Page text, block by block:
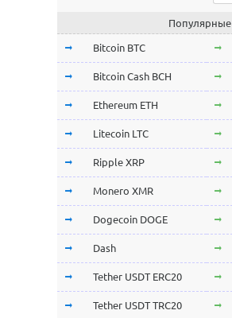
Популярные
Bitcoin BTC
Bitcoin Cash BCH
Ethereum ETH
Litecoin LTC
Ripple XRP
Monero XMR
Dogecoin DOGE
Dash
Tether USDT ERC20
Tether USDT TRC20